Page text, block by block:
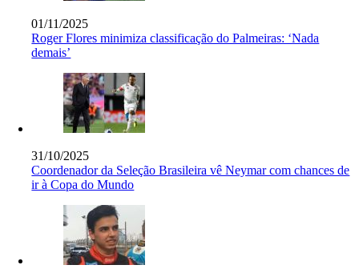
01/11/2025
Roger Flores minimiza classificação do Palmeiras: ‘Nada
demais’
31/10/2025
Coordenador da Seleção Brasileira vê Neymar com chances de
ir à Copa do Mundo